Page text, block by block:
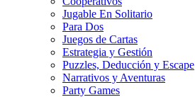
Jugable En Solitario
Para Dos
Juegos de Cartas
Estrategia y Gestión
Puzzles, Deducción y Escape
Narrativos y Aventuras
Party Games